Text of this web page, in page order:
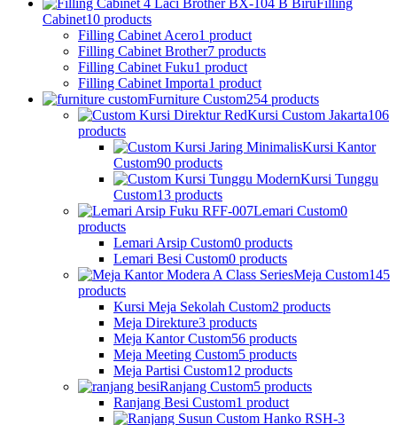
Cabinet10 products
Filling Cabinet Acero1 product
Filling Cabinet Brother7 products
Filling Cabinet Fuku1 product
Filling Cabinet Importa1 product
Furniture Custom254 products
Kursi Custom Jakarta106
products
Kursi Kantor
Custom90 products
Kursi Tunggu
Custom13 products
Lemari Custom0
products
Lemari Arsip Custom0 products
Lemari Besi Custom0 products
Meja Custom145
products
Kursi Meja Sekolah Custom2 products
Meja Direkture3 products
Meja Kantor Custom56 products
Meja Meeting Custom5 products
Meja Partisi Custom12 products
Ranjang Custom5 products
Ranjang Besi Custom1 product